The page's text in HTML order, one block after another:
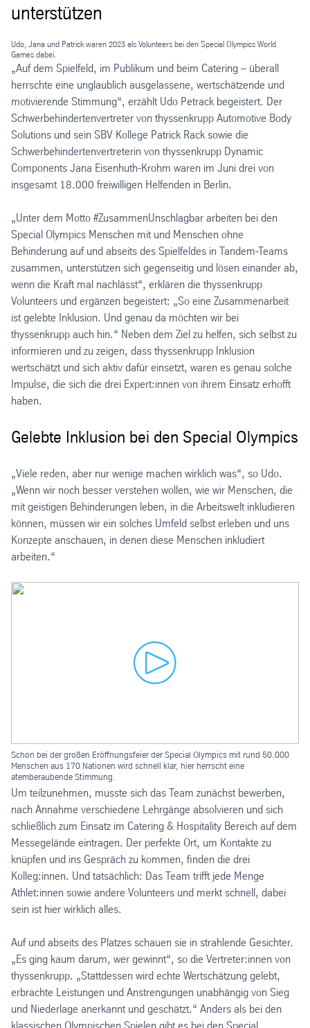
unterstützen
Udo, Jana und Patrick waren 2023 als Volunteers bei den Special Olympics World
Games dabei.
„Auf dem Spielfeld, im Publikum und beim Catering – überall
herrschte eine unglaublich ausgelassene, wertschätzende und
motivierende Stimmung“, erzählt Udo Petrack begeistert. Der
Schwerbehindertenvertreter von thyssenkrupp Automotive Body
Solutions und sein SBV Kollege Patrick Rack sowie die
Schwerbehindertenvertreterin von thyssenkrupp Dynamic
Components Jana Eisenhuth-Krohm waren im Juni drei von
insgesamt 18.000 freiwilligen Helfenden in Berlin.
„Unter dem Motto #ZusammenUnschlagbar arbeiten bei den
Special Olympics Menschen mit und Menschen ohne
Behinderung auf und abseits des Spielfeldes in Tandem-Teams
zusammen, unterstützen sich gegenseitig und lösen einander ab,
wenn die Kraft mal nachlässt“, erklären die thyssenkrupp
Volunteers und ergänzen begeistert: „So eine Zusammenarbeit
ist gelebte Inklusion. Und genau da möchten wir bei
thyssenkrupp auch hin.“ Neben dem Ziel zu helfen, sich selbst zu
informieren und zu zeigen, dass thyssenkrupp Inklusion
wertschätzt und sich aktiv dafür einsetzt, waren es genau solche
Impulse, die sich die drei Expert:innen von ihrem Einsatz erhofft
haben.
Gelebte Inklusion bei den Special Olympics
„Viele reden, aber nur wenige machen wirklich was“, so Udo.
„Wenn wir noch besser verstehen wollen, wie wir Menschen, die
mit geistigen Behinderungen leben, in die Arbeitswelt inkludieren
können, müssen wir ein solches Umfeld selbst erleben und uns
Konzepte anschauen, in denen diese Menschen inkludiert
arbeiten.“
Schon bei der großen Eröffnungsfeier der Special Olympics mit rund 50.000
Menschen aus 170 Nationen wird schnell klar, hier herrscht eine
atemberaubende Stimmung.
Um teilzunehmen, musste sich das Team zunächst bewerben,
nach Annahme verschiedene Lehrgänge absolvieren und sich
schließlich zum Einsatz im Catering & Hospitality Bereich auf dem
Messegelände eintragen. Der perfekte Ort, um Kontakte zu
knüpfen und ins Gespräch zu kommen, finden die drei
Kolleg:innen. Und tatsächlich: Das Team trifft jede Menge
Athlet:innen sowie andere Volunteers und merkt schnell, dabei
sein ist hier wirklich alles.
Auf und abseits des Platzes schauen sie in strahlende Gesichter.
„Es ging kaum darum, wer gewinnt“, so die Vertreter:innen von
thyssenkrupp. „Stattdessen wird echte Wertschätzung gelebt,
erbrachte Leistungen und Anstrengungen unabhängig von Sieg
und Niederlage anerkannt und geschätzt.“ Anders als bei den
klassischen Olympischen Spielen gibt es bei den Special